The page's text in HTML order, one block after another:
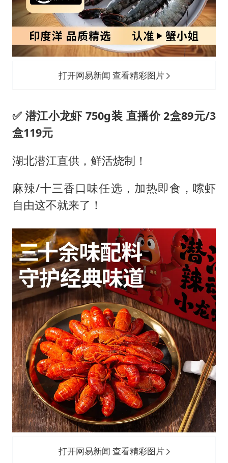
打开网易新闻 查看精彩图片
✅ 潜江小龙虾 750g装 直播价 2盒89元/3
盒119元
湖北潜江直供，鲜活烧制！
麻辣/十三香口味任选，加热即食，嗦虾
自由这不就来了！
打开网易新闻 查看精彩图片